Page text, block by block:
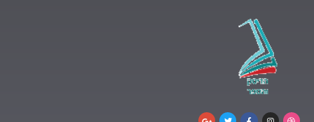
D
I
F
T
G